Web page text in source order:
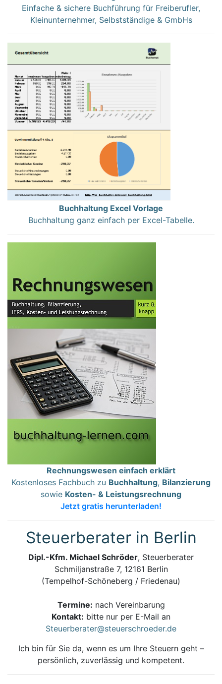
Einfache & sichere Buchführung für Freiberufler,
Kleinunternehmer, Selbstständige & GmbHs
Buchhaltung Excel Vorlage
Buchhaltung ganz einfach per Excel-Tabelle.
Rechnungswesen einfach erklärt
Kostenloses Fachbuch zu Buchhaltung, Bilanzierung
sowie Kosten- & Leistungsrechnung
Jetzt gratis herunterladen!
Steuerberater in Berlin
Dipl.-Kfm. Michael Schröder, Steuerberater
Schmiljanstraße 7, 12161 Berlin
(Tempelhof-Schöneberg / Friedenau)
Termine: nach Vereinbarung
Kontakt: bitte nur per E-Mail an
Steuerberater@steuerschroeder.de
Ich bin für Sie da, wenn es um Ihre Steuern geht –
persönlich, zuverlässig und kompetent.